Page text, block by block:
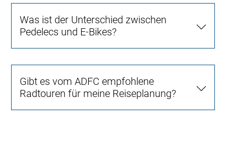
Was ist der Unterschied zwischen
Pedelecs und E-Bikes?
Gibt es vom ADFC empfohlene
Radtouren für meine Reiseplanung?